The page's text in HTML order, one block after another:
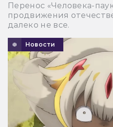
Перенос «Человека-
продвижения
далеко не все.
Новости